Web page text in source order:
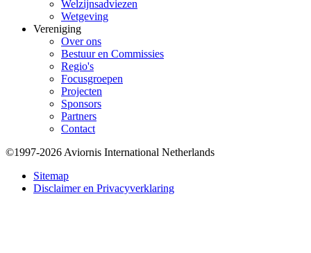
Welzijnsadviezen
Wetgeving
Vereniging
Over ons
Bestuur en Commissies
Regio's
Focusgroepen
Projecten
Sponsors
Partners
Contact
Bottom
©1997-2026 Aviornis International Netherlands
Sitemap
Disclaimer en Privacyverklaring